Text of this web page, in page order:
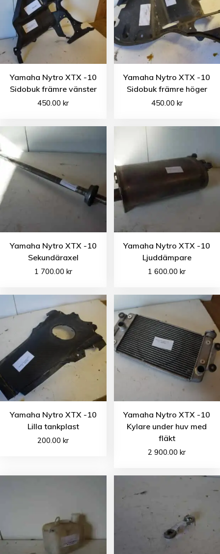
Yamaha Nytro XTX -10
Sidobuk främre vänster
450.00kr
Yamaha Nytro XTX -10
Sidobuk främre höger
450.00 kr
Yamaha Nytro XTX -10
Sekundäraxel
1 700.00 kr
Yamaha Nytro XTX -10
Ljuddämpare
1 600.00kr
Yamaha Nytro XTX -10
Lilla tankplast
200.00kr
Yamaha Nytro XTX -10
Kylare under huv med
fläkt
2 900.00kr